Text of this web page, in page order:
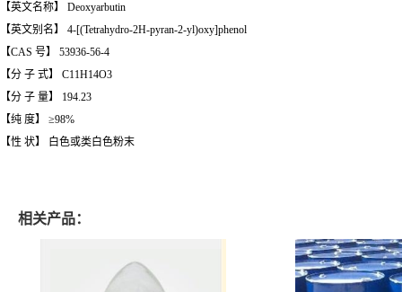
【英文名称】 Deoxyarbutin
【英文别名】 4-[(Tetrahydro-2H-pyran-2-yl)oxy]phenol
【CAS 号】 53936-56-4
【分 子 式】 C11H14O3
【分 子 量】 194.23
【纯 度】 ≥98%
【性 状】 白色或类白色粉末
相关产品：